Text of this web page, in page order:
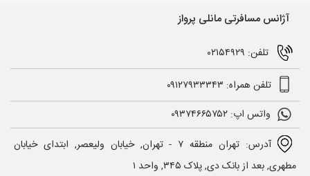
آژانس مسافرتی مانلی پرواز
تلفن: ۰۲۱۵۴۹۲۹
تلفن همراه: ۰۹۱۲۷۹۳۳۳۴۳
واتس اپ: ۰۹۳۷۴۶۶۵۷۵۲
آدرس: تهران منطقه ۷ - تهران, خیابان ولیعصر, ابتدای خیابان
مطهری, بعد از بانک دی, پلاک ۳۴۵, واحد ۱